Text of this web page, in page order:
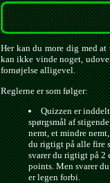
Her kan du more dig med
kan ikke vinde noget,
fornøjelse alligevel.
Reglerne er som følger:
Quizzen er
spørgsmål af
nemt, et mindre
du rigtigt på alle fire
svarer du rigtigt på 2
points. Men svarer
er legen forbi.